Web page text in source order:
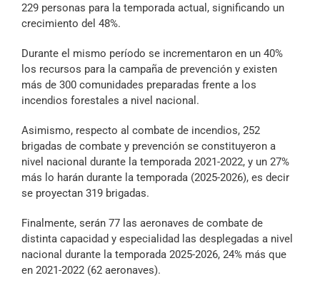
229 personas para la temporada actual, significando un
crecimiento del 48%.
Durante el mismo período se incrementaron en un 40%
los recursos para la campaña de prevención y existen
más de 300 comunidades preparadas frente a los
incendios forestales a nivel nacional.
Asimismo, respecto al combate de incendios, 252
brigadas de combate y prevención se constituyeron a
nivel nacional durante la temporada 2021-2022, y un 27%
más lo harán durante la temporada (2025-2026), es decir
se proyectan 319 brigadas.
Finalmente, serán 77 las aeronaves de combate de
distinta capacidad y especialidad las desplegadas a nivel
nacional durante la temporada 2025-2026, 24% más que
en 2021-2022 (62 aeronaves).